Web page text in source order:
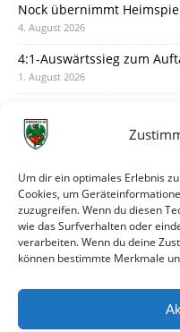
Um dir ein optimales Erlebnis
Cookies, um
zuzugreifen. Wenn du diesen
wie das Surfverhalten oder
verarbeiten. Wenn du deine
können bestimmte Merkmale
Nock übernimmt
4. August 2026
4:1-Auswärtssieg zum
1. August 2026
31. Juli 2026
30. Juli 2026
Deine Spielminute: 89+1
28. Juli 2026
Neuer Rückensponsor
Neue Podcast-Folge: So
27. Juli 2026